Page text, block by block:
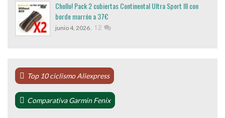
Chollo! Pack 2 cubiertas Continental Ultra Sport III con
borde marrón a 37€
junio 4, 2026, 12
Top 10 ciclismo Aliexpress
Comparativa Garmin Fenix